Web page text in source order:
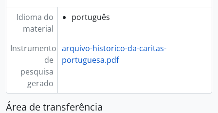
Idioma do
material
português
Instrumento
de
pesquisa
gerado
arquivo-historico-da-caritas-
portuguesa.pdf
Área de transferência